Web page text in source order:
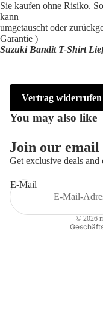
Sie kaufen ohne Risiko.
kann
umgetauscht oder
Garantie )
Suzuki Bandit T-Shirt
Vertrag widerrufen
You may also like
Join our
Get exclusive deals and
E-Mail
© 2026
Widerrufsrecht
AGB
Impressum